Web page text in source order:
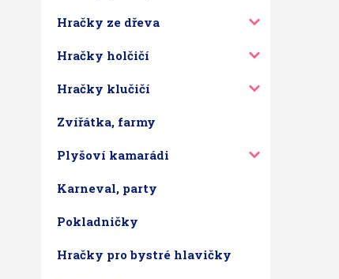
Hračky ze dřeva
Hračky holčičí
Hračky klučičí
Zvířátka, farmy
Plyšoví kamarádi
Karneval, party
Pokladničky
Hračky pro bystré hlavičky